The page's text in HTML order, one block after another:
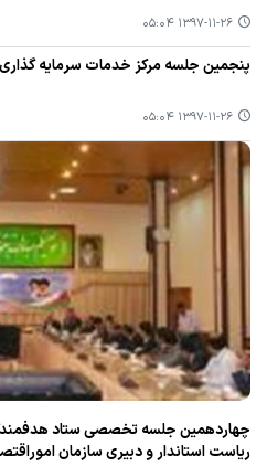
۱۳۹۷-۱۱-۲۶ ۰۵:۰۴
پنجمین جلسه مركز خدمات سرمایه گذاری
۱۳۹۷-۱۱-۲۶ ۰۵:۰۴
چهاردهمین جلسه تخصصی ستاد
ریاست استاندار و دبیری سازمان